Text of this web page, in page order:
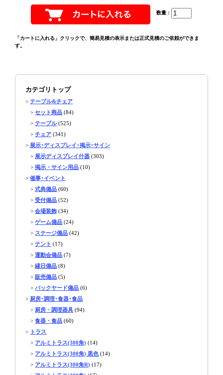
数量：
「カートに入れる」クリックで、簡易見積の表示または正式見積のご依頼ができま
す。
カテゴリトップ
>テーブル&チェア
>セット商品 (84)
>テーブル(525)
>チェア (341)
> 展示･ディスプレイ･掲示･サイン
> 展示ディスプレイ什器 (303)
>掲示・サイン用品 (10)
>催事･イベント
>式典備品 (60)
>受付備品 (52)
>会場装飾 (34)
>ゲーム備品 (24)
> ステージ備品 (42)
>テント (17)
>運動会備品 (7)
>縁日備品 (8)
> 販売備品 (5)
>バックヤード備品 (6)
> 厨房･調理･食器･食品
> 厨房・調理器具 (94)
>食器・食品 (60)
> トラス
> アルミトラス(300角) (14)
> アルミトラス(300角) 黒色 (14)
> アルミトラス(300角R) (17)